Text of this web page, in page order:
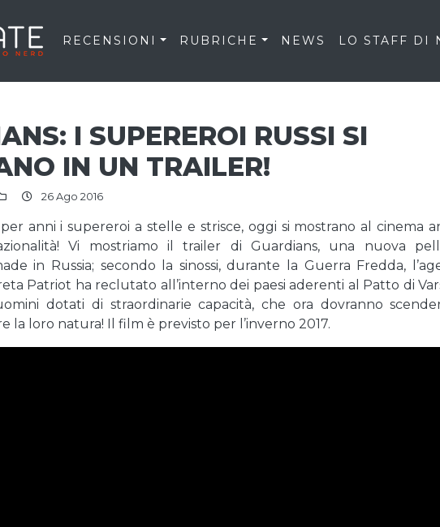
RECENSIONI RUBRICHE NEWS LO STAFF DI
I SUPEREROI RUSSI SI
IN UN TRAILER!
26 Ago 2016
anni i supereroi a stelle e strisce, oggi si mostrano al cinema
Vi mostriamo il trailer di Guardians, una nuova
in Russia; secondo la sinossi, durante la Guerra Fredda,
Patriot ha reclutato all’interno dei paesi aderenti al Patto di
dotati di straordinarie capacità, che ora dovranno
la loro natura! Il film è previsto per l’inverno 2017.